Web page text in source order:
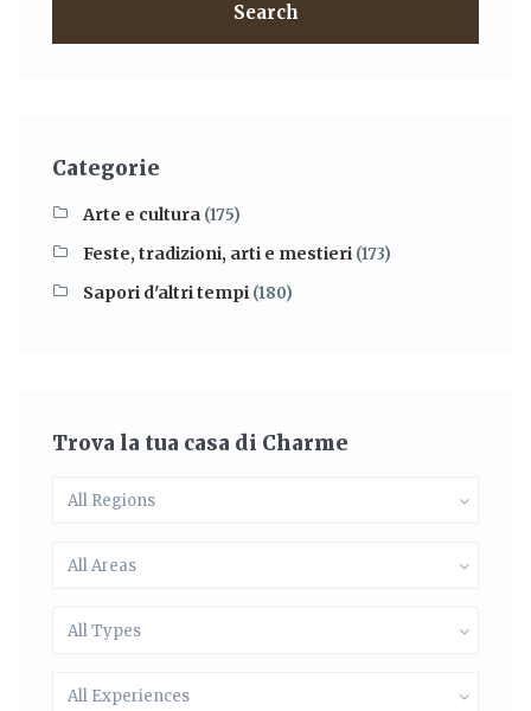
Search
Categorie
Arte e cultura (175)
Feste, tradizioni, arti e mestieri (173)
Sapori d'altri tempi (180)
Trova la tua casa di Charme
All Regions
All Areas
All Types
All Experiences